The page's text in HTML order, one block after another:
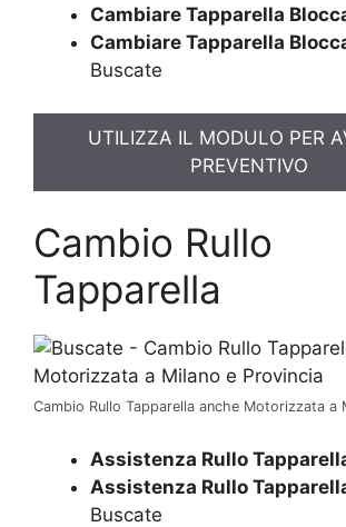
Cambiare Tapparella
Cambiare Tapparella
Buscate
UTILIZZA IL MODULO PER
PREVENTIVO
Cambio Rullo
Tapparella
Cambio Rullo Tapparella anche Motorizzata a
Assistenza Rullo
Assistenza Rullo
Buscate